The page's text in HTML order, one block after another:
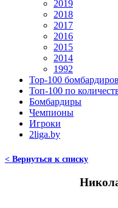
2019
2018
2017
2016
2015
2014
1992
Top-100 бомбардиров
Топ-100 по
Бомбардиры
Чемпионы
Игроки
2liga.by
< Вернуться к списку